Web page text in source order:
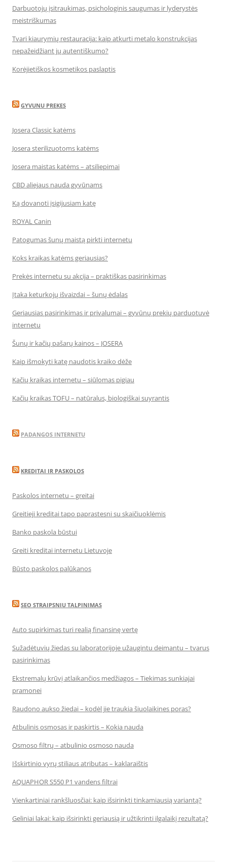
Darbuotojų įsitraukimas, psichologinis saugumas ir lyderystės
meistriškumas
Tvari kiaurymių restauracija: kaip atkurti metalo konstrukcijas
nepažeidžiant jų autentiškumo?
Korėjietiškos kosmetikos paslaptis
GYVUNU PREKES
Josera Classic katėms
Josera sterilizuotoms katėms
Josera maistas katėms – atsiliepimai
CBD aliejaus nauda gyvūnams
Ką dovanoti įsigijusiam katę
ROYAL Canin
Patogumas šunų maistą pirkti internetu
Koks kraikas katėms geriausias?
Prekės internetu su akcija – praktiškas pasirinkimas
Įtaka keturkojų išvaizdai – šunų ėdalas
Geriausias pasirinkimas ir privalumai – gyvūnų prekių parduotuvė
internetu
Šunų ir kačių pašarų kainos – JOSERA
Kaip išmokyti katę naudotis kraiko dėže
Kačių kraikas internetu – siūlomas pigiau
Kačių kraikas TOFU – natūralus, biologiškai suyrantis
PADANGOS INTERNETU
KREDITAI IR PASKOLOS
Paskolos internetu – greitai
Greitieji kreditai tapo paprastesni su skaičiuoklėmis
Banko paskola būstui
Greiti kreditai internetu Lietuvoje
Būsto paskolos palūkanos
SEO STRAIPSNIU TALPINIMAS
Auto supirkimas turi realią finansinę vertę
Sužadėtuvių žiedas su laboratorijoje užaugintu deimantu – tvarus
pasirinkimas
Ekstremalų krūvį atlaikančios medžiagos – Tiekimas sunkiajai
pramonei
Raudono aukso žiedai – kodėl jie traukia šiuolaikines poras?
Atbulinis osmosas ir paskirtis – Kokia nauda
Osmoso filtrų – atbulinio osmoso nauda
Išskirtinio vyrų stiliaus atributas – kaklaraištis
AQUAPHOR S550 P1 vandens filtrai
Vienkartiniai rankšluosčiai: kaip išsirinkti tinkamiausią variantą?
Geliniai lakai: kaip išsirinkti geriausią ir užtikrinti ilgalaikį rezultatą?